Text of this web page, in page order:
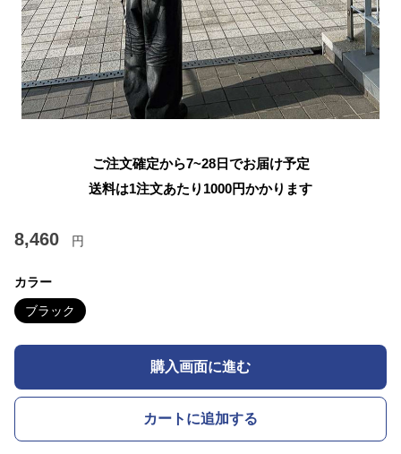
ご注文確定から7~28日でお届け予定
送料は1注文あたり 1000円かかります
8,460 円
カラー
ブラック
購入画面に進む
カートに追加する